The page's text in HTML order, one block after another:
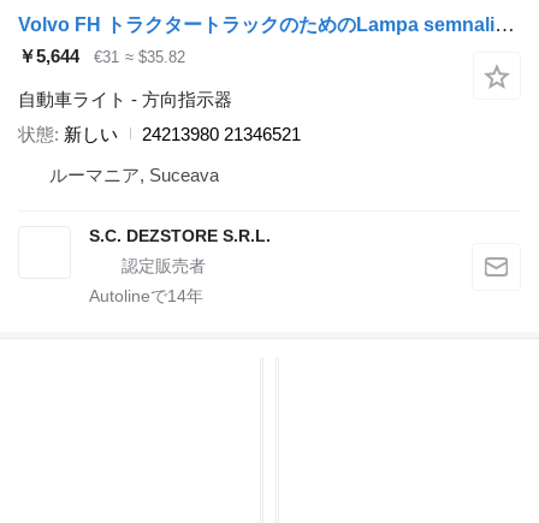
Volvo FH トラクタートラックのためのLampa semnalizare stanga 24213980 方向指示器
￥5,644 €31 ≈ $35.82
自動車ライト - 方向指示器
状態 新しい
24213980 21346521
ルーマニア, Suceava
S.C. DEZSTORE S.R.L.
Autolineで14年